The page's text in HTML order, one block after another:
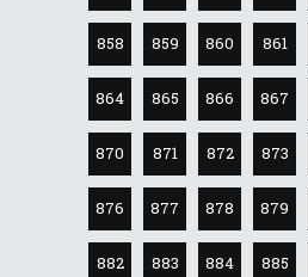
858 859 860 861
864 865 866 867
870 871 872 873
876 877 878 879
882 883 884 885